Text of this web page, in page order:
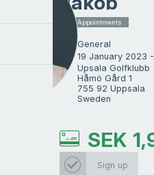
1 x Appointments
General
19 January 2023
Upsala Golfklubb
Håmö Gård 1
755 92 Uppsala
Sweden
SEK
Sign up